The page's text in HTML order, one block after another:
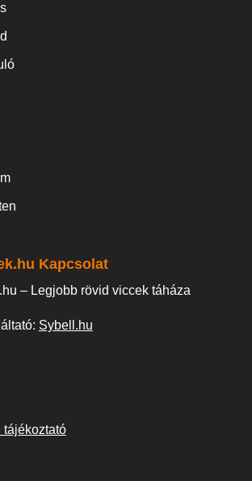
Kapcsolat
– Legjobb rövid viccek táháza
Sybell.hu